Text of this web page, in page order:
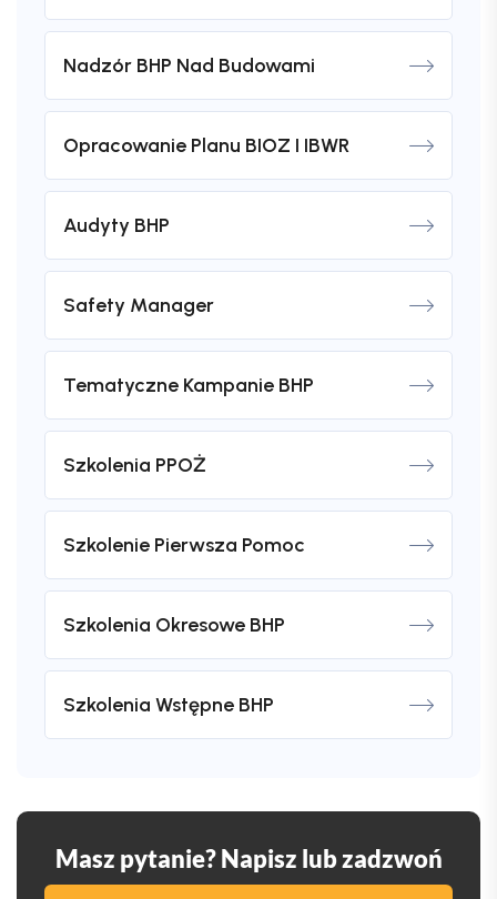
Nadzór BHP Nad Budowami
Opracowanie Planu BIOZ I IBWR
Audyty BHP
Safety Manager
Tematyczne Kampanie BHP
Szkolenia PPOŻ
Szkolenie Pierwsza Pomoc
Szkolenia Okresowe BHP
Szkolenia Wstępne BHP
Masz pytanie? Napisz lub zadzwoń